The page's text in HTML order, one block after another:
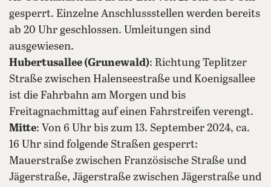
gesperrt. Einzelne Anschlussstellen werden bereits
ab 20 Uhr geschlossen. Umleitungen sind
ausgewiesen.
Hubertusallee (Grunewald): Richtung Teplitzer
Straße zwischen Halenseestraße und Koenigsallee
ist die Fahrbahn am Morgen und bis
Freitagnachmittag auf einen Fahrstreifen verengt.
Mitte: Von 6 Uhr bis zum 13. September 2024, ca.
16 Uhr sind folgende Straßen gesperrt:
Mauerstraße zwischen Französische Straße und
Jägerstraße, Jägerstraße zwischen Jägerstraße und